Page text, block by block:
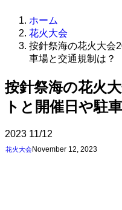
ホーム
花火大会
按針祭海の花火大会
車場と交通規制は？
按針祭海の花火
トと開催日や駐
2023 11/12
花火大会November 12, 2023